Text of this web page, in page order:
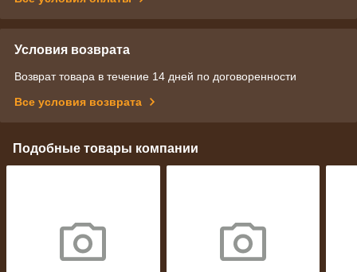
Условия возврата
Возврат товара в течение 14 дней по договоренности
Все условия возврата
Подобные товары компании